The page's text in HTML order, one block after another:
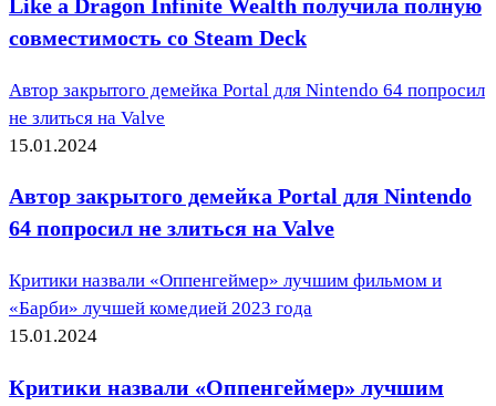
Like a Dragon Infinite Wealth получила полную
совместимость со Steam Deck
Автор закрытого демейка Portal для Nintendo 64 попросил
не злиться на Valve
15.01.2024
Автор закрытого демейка Portal для Nintendo
64 попросил не злиться на Valve
Критики назвали «Оппенгеймер» лучшим фильмом и
«Барби» лучшей комедией 2023 года
15.01.2024
Критики назвали «Оппенгеймер» лучшим